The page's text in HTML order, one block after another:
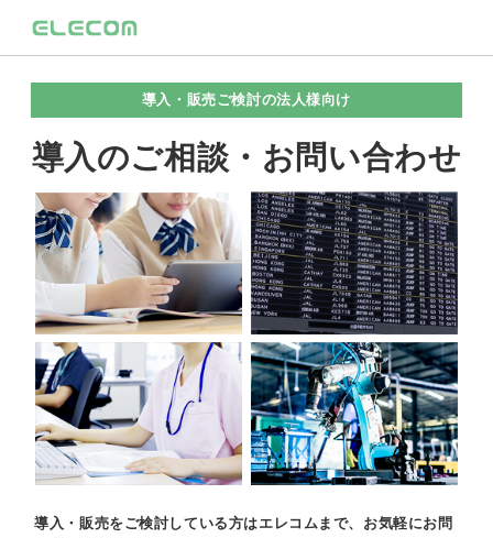
導入・販売ご検討の法人様向け
導入のご相談・お問い合わせ
導入・販売をご検討している方はエレコムまで、お気軽にお問